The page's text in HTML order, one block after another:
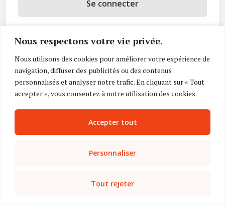
Nous respectons votre vie privée.
Nous utilisons des cookies pour améliorer votre expérience de
navigation, diffuser des publicités ou des contenus
personnalisés et analyser notre trafic. En cliquant sur « Tout
accepter », vous consentez à notre utilisation des cookies.
Personnaliser
Tout rejeter
Accepter tout
Se connecter
Mot de passe oublié ?
Vous n’avez pas de compte ? Inscrivez-vous